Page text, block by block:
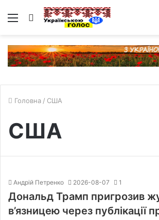
Меню Пошук
Головна / США
США
Андрій Петренко 2026-08-07 1
Дональд Трамп пригрозив
в’язницею через публікації